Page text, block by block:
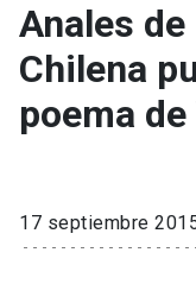
Facultades,
institutos
Investigación
Extensión
Anales
Chilena
poema
17 septiembre